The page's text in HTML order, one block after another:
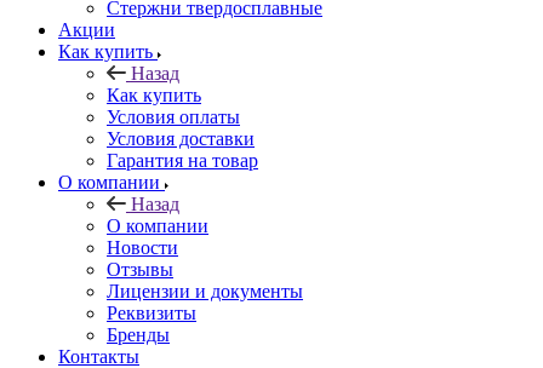
Стержни твердосплавные
Акции
Как купить
Назад
Как купить
Условия оплаты
Условия доставки
Гарантия на товар
О компании
Назад
О компании
Новости
Отзывы
Лицензии и документы
Реквизиты
Бренды
Контакты